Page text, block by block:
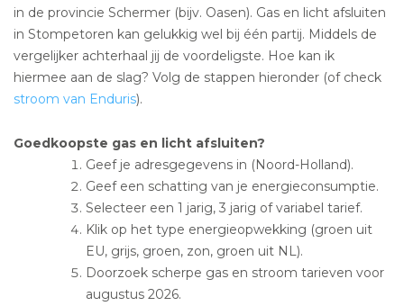
in de provincie Schermer (bijv. Oasen). Gas en licht afsluiten
in Stompetoren kan gelukkig wel bij één partij. Middels de
vergelijker achterhaal jij de voordeligste. Hoe kan ik
hiermee aan de slag? Volg de stappen hieronder (of check
stroom van Enduris).
Goedkoopste gas en licht afsluiten?
Geef je adresgegevens in (Noord-Holland).
Geef een schatting van je energieconsumptie.
Selecteer een 1 jarig, 3 jarig of variabel tarief.
Klik op het type energieopwekking (groen uit
EU, grijs, groen, zon, groen uit NL).
Doorzoek scherpe gas en stroom tarieven voor
augustus 2026.